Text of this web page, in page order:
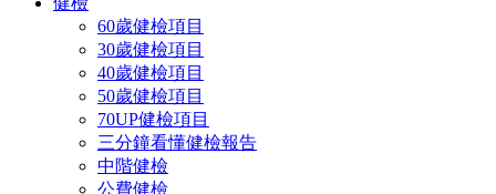
60歲健檢項目
30歲健檢項目
40歲健檢項目
50歲健檢項目
70UP健檢項目
三分鐘看懂健檢報告
中階健檢
公費健檢